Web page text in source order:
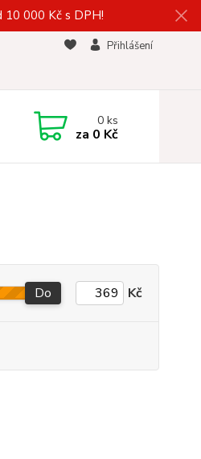
10 000 Kč s DPH!
Přihlášení
0ks
za 0 Kč
Do Kč